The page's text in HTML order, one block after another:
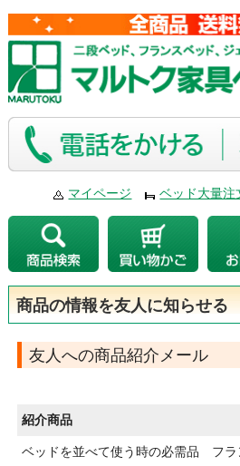
マイページ ベッド大量注
商品の情報を友人に知らせる
友人への商品紹介メール
紹介商品
ベッドを並べて使う時の必需品 フ